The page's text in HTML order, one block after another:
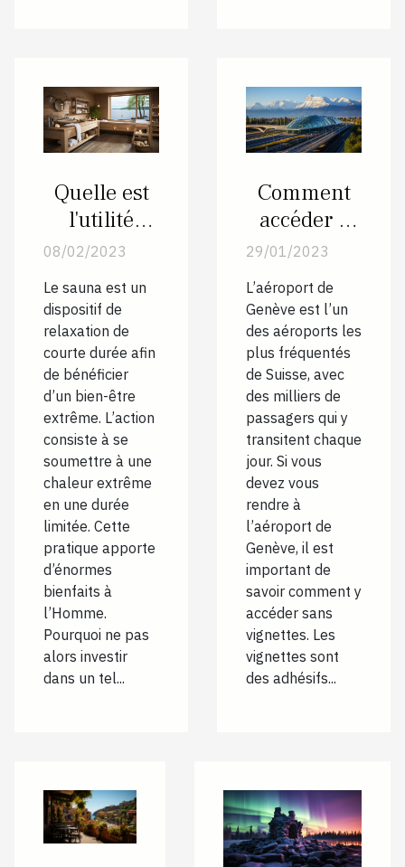
Quelle est
l'utilité
d'une
vacances
avec sauna
?
08/02/2023
Le sauna est un
dispositif de
relaxation de
courte durée afin
de bénéficier
d’un bien-être
extrême. L’action
consiste à se
soumettre à une
chaleur extrême
en une durée
limitée. Cette
pratique apporte
d’énormes
bienfaits à
l’Homme.
Pourquoi ne pas
alors investir
dans un tel...
Comment
accéder à
l’aéroport
de Genève
sans
vignettes ?
29/01/2023
L’aéroport de
Genève est l’un
des aéroports les
plus fréquentés
de Suisse, avec
des milliers de
passagers qui y
transitent chaque
jour. Si vous
devez vous
rendre à
l’aéroport de
Genève, il est
important de
savoir comment y
accéder sans
vignettes. Les
vignettes sont
des adhésifs...